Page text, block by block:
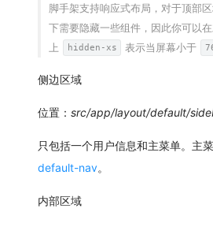
脚手架支持响应式布局，对于顶部
下需要隐藏一些组件，因此你可以
上
hidden-xs 表示当屏幕小于
侧边区域
位置： src/app/layout/default/
只包括一个用户信息和主菜单。主
default-nav。
内部区域